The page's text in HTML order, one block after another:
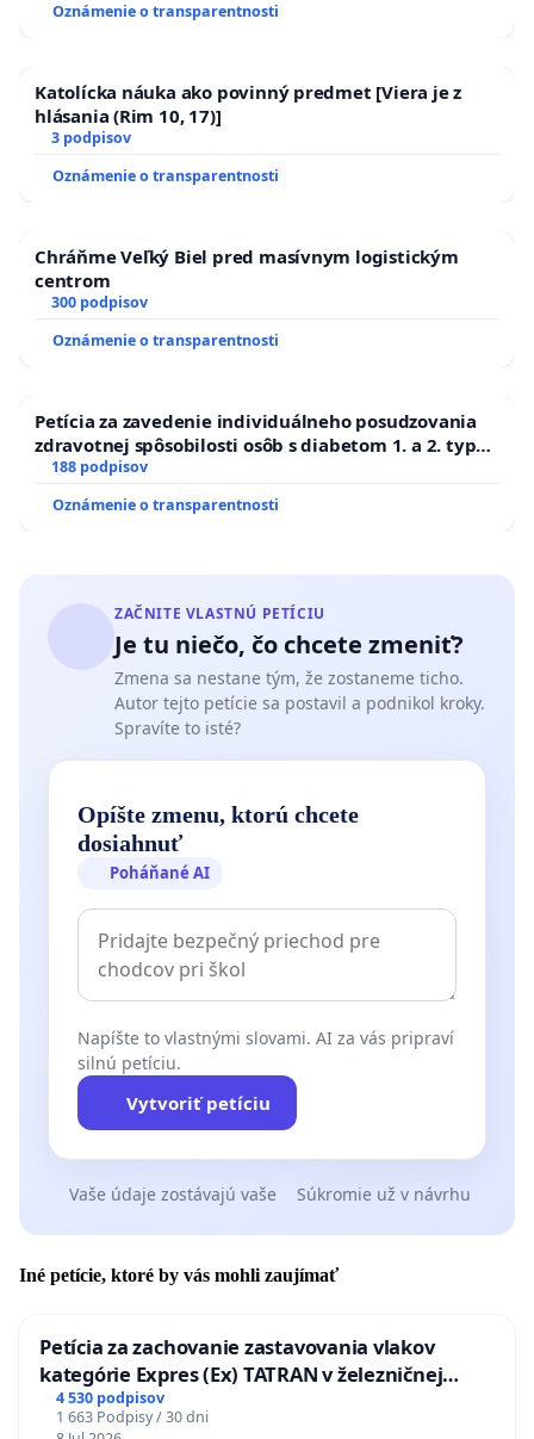
Oznámenie o transparentnosti
Katolícka náuka ako povinný predmet [Viera je z
hlásania (Rim 10, 17)]
3 podpisov
Oznámenie o transparentnosti
Chráňme Veľký Biel pred masívnym logistickým
centrom
300 podpisov
Oznámenie o transparentnosti
Petícia za zavedenie individuálneho posudzovania
zdravotnej spôsobilosti osôb s diabetom 1. a 2. typu
pri prijímaní do Policajného zboru SR
188 podpisov
Oznámenie o transparentnosti
ZAČNITE VLASTNÚ PETÍCIU
Je tu niečo, čo chcete zmeniť?
Zmena sa nestane tým, že zostaneme ticho.
Autor tejto petície sa postavil a podnikol kroky.
Spravíte to isté?
Opíšte zmenu, ktorú chcete
dosiahnuť
Poháňané AI
Napíšte to vlastnými slovami. AI za vás pripraví
silnú petíciu.
Vytvoriť petíciu
Vaše údaje zostávajú vaše Súkromie už v návrhu
Iné petície, ktoré by vás mohli zaujímať
Petícia za zachovanie zastavovania vlakov
kategórie Expres (Ex) TATRAN v železničnej
stanici Púchov
4 530 podpisov
1 663 Podpisy / 30 dni